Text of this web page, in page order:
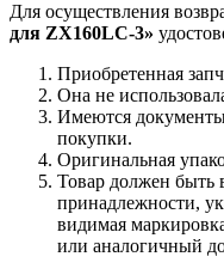
Для осуществления
для ZX160LC-3»
Приобретенная
Она не
Имеются
покупки.
Оригинальная
Товар должен быть
принадлежности,
видимая
или аналогичный